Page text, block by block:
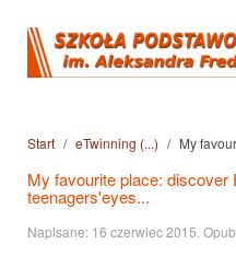
Start eTwinning (...) My
My favourite place: discover
teenagers'eyes...
Napisane: 16 czerwiec 2015 .